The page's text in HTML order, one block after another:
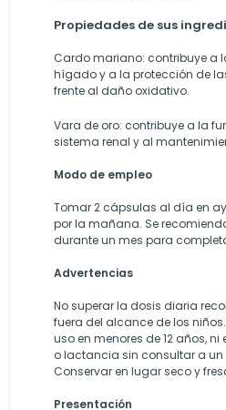
Propiedades de sus
Cardo mariano: contribuye a
hígado y a la protección de
frente al daño oxidativo.
Vara de oro: contribuye a la
sistema renal y al
Modo de empleo
Tomar 2 cápsulas al día en
por la mañana. Se
durante un mes para
Advertencias
No superar la dosis diaria
fuera del alcance de los
uso en menores de 12 años,
o lactancia sin consultar a
Conservar en lugar seco y
Presentación